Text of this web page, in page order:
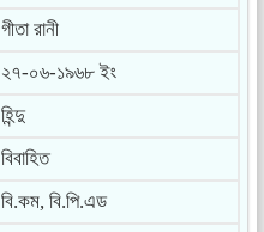
গীতা রানী
২৭-০৬-১৯৬৮ ইং
হিন্দু
বিবাহিত
বি.কম, বি.পি.এড